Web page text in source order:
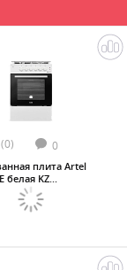
(0) 0
плита Artel
белая KZ...